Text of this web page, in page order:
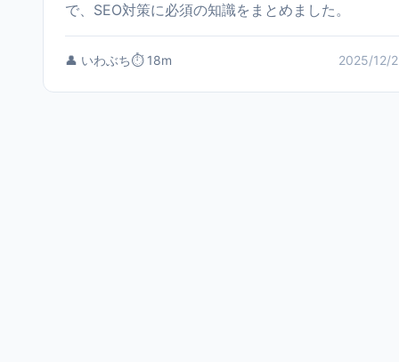
で、SEO対策に必須の知識をまとめました。
👤 いわぶち⏱️ 18m 2025/12/